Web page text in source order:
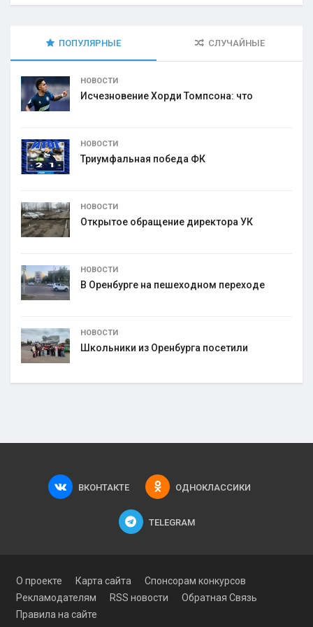
ПОПУЛЯРНЫЕ СЛУЧАЙНЫЕ
НОВОСТИ
Исчезновение Хорди Томпсона: что
НОВОСТИ
Триумфальная победа ФК
НОВОСТИ
Открытое обращение директора УК
НОВОСТИ
В Оренбурге на пешеходном переходе
НОВОСТИ
Школьники из Оренбурга посетили
ВКОНТАКТЕ ОДНОКЛАССИКИ
TELEGRAM
О проекте Карта сайта
Спонсорам конкурсов
Рекламодателям
RSS новости
Обратная Связь
Правила на сайте